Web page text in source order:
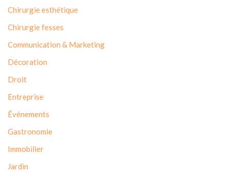
Chirurgie esthétique
Chirurgie fesses
Communication & Marketing
Décoration
Droit
Entreprise
Événements
Gastronomie
Immobilier
Jardin